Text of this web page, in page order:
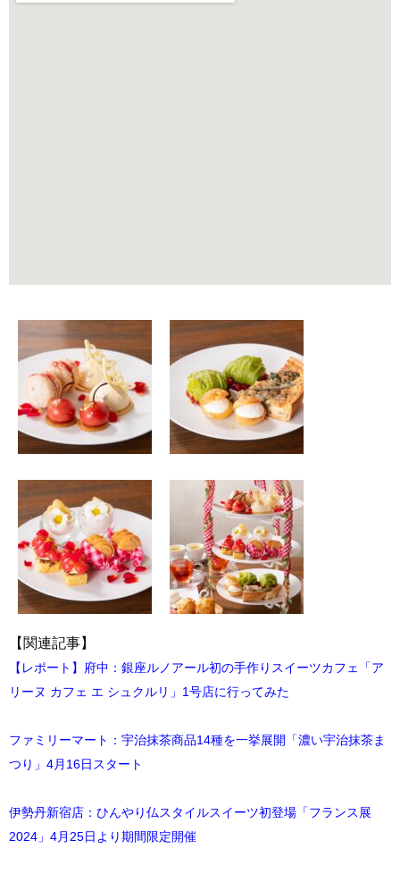
【関連記事】
【レポート】府中：銀座ルノアール初の手作りスイーツカフェ「ア
リーヌ カフェ エ シュクルリ」1号店に行ってみた
ファミリーマート：宇治抹茶商品14種を一挙展開「濃い宇治抹茶ま
つり」4月16日スタート
伊勢丹新宿店：ひんやり仏スタイルスイーツ初登場「フランス展
2024」4月25日より期間限定開催